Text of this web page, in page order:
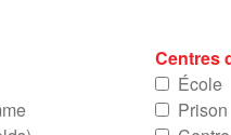
Centres
École
Prison